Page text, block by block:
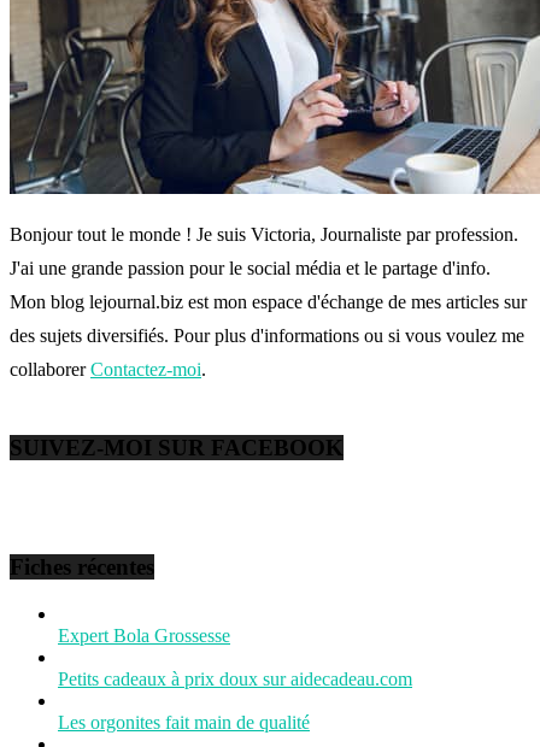
Bonjour tout le monde ! Je suis Victoria, Journaliste par profession.
J'ai une grande passion pour le social média et le partage d'info.
Mon blog lejournal.biz est mon espace d'échange de mes articles sur
des sujets diversifiés. Pour plus d'informations ou si vous voulez me
collaborerContactez-moi.
SUIVEZ-MOI SUR FACEBOOK
Fiches récentes
Expert Bola Grossesse
Petits cadeaux à prix doux sur aidecadeau.com
Les orgonites fait main de qualité